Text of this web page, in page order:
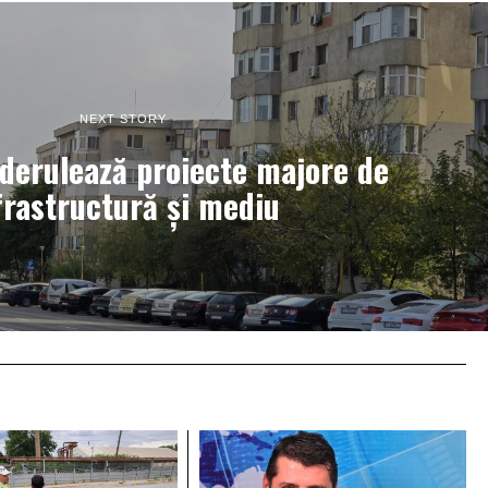
NEXT STORY
proiecte majore de
și mediu